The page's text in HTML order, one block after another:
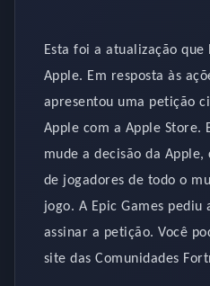
Esta foi a atualização
Apple. Em resposta às
apresentou uma petição
Apple com a Apple Store.
mude a decisão da
de jogadores de todo o
jogo. A Epic Games pediu
assinar a petição. Você
site das Comunidades